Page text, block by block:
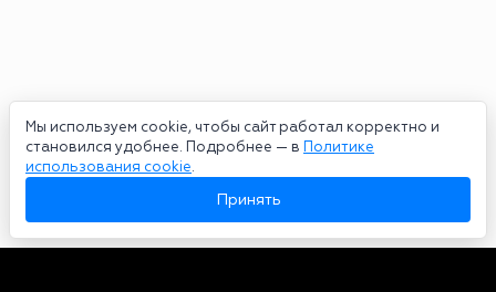
Мы используем cookie, чтобы сайт работал корректно и
становился удобнее. Подробнее — в Политике
использования cookie.
Принять